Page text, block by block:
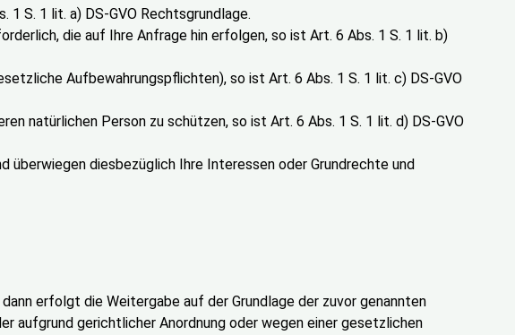
1 S. 1 lit. a) DS-GVO Rechtsgrundlage.
die auf Ihre Anfrage hin erfolgen, so ist Art. 6 Abs. 1 S. 1 lit. b)
Aufbewahrungspflichten), so ist Art. 6 Abs. 1 S. 1 lit. c) DS-GVO
natürlichen Person zu schützen, so ist Art. 6 Abs. 1 S. 1 lit. d) DS-GVO
diesbezüglich Ihre Interessen oder Grundrechte und
erfolgt die Weitergabe auf der Grundlage der zuvor genannten
aufgrund gerichtlicher Anordnung oder wegen einer gesetzlichen